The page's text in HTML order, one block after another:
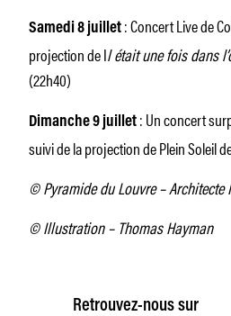
Samedi 8 juillet : Concert Live de
projection de Il était une fois dans
(22h40)
Dimanche 9 juillet : Un concert
suivi de la projection de Plein Soleil
© Pyramide du Louvre – Architecte
© Illustration – Thomas Hayman
Retrouvez-nous sur